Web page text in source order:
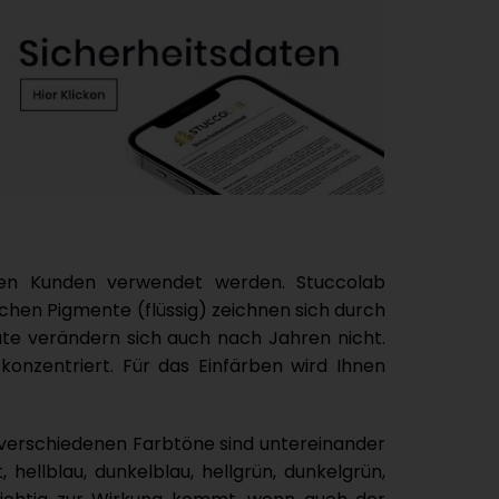
Kunden verwendet werden. Stuccolab
Pigmente (flüssig) zeichnen sich durch
verändern sich auch nach Jahren nicht.
Für das Einfärben wird Ihnen
Farbtöne sind untereinander
dunkelblau, hellgrün, dunkelgrün,